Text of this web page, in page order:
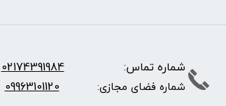
شماره تماس: 02174391984
شماره فضای مجازی: 09963101120